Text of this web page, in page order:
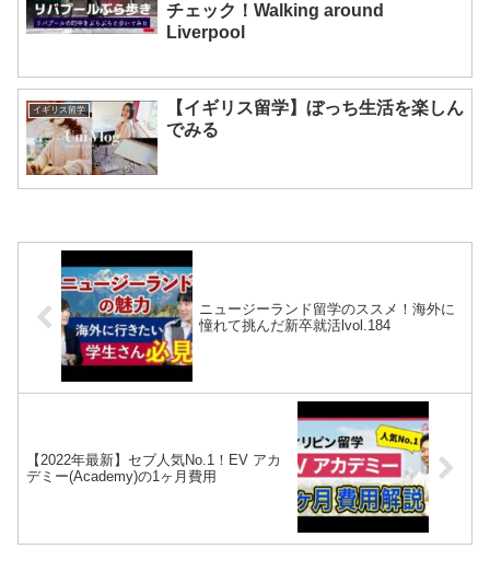
チェック！Walking around
Liverpool
イギリス留学
【イギリス留学】ぼっち生活を楽しん
でみる
ニュージーランド留学のススメ！海外に
憧れて挑んだ新卒就活lvol.184
【2022年最新】セブ人気No.1！EV アカ
デミー(Academy)の1ヶ月費用